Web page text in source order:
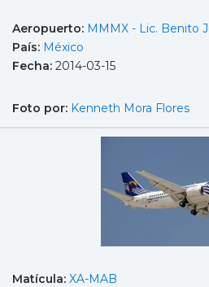
Aeropuerto: MMMX - Lic. Benito
País: México
Fecha: 2014-03-15
Foto por: Kenneth Mora Flores
Matícula: XA-MAB